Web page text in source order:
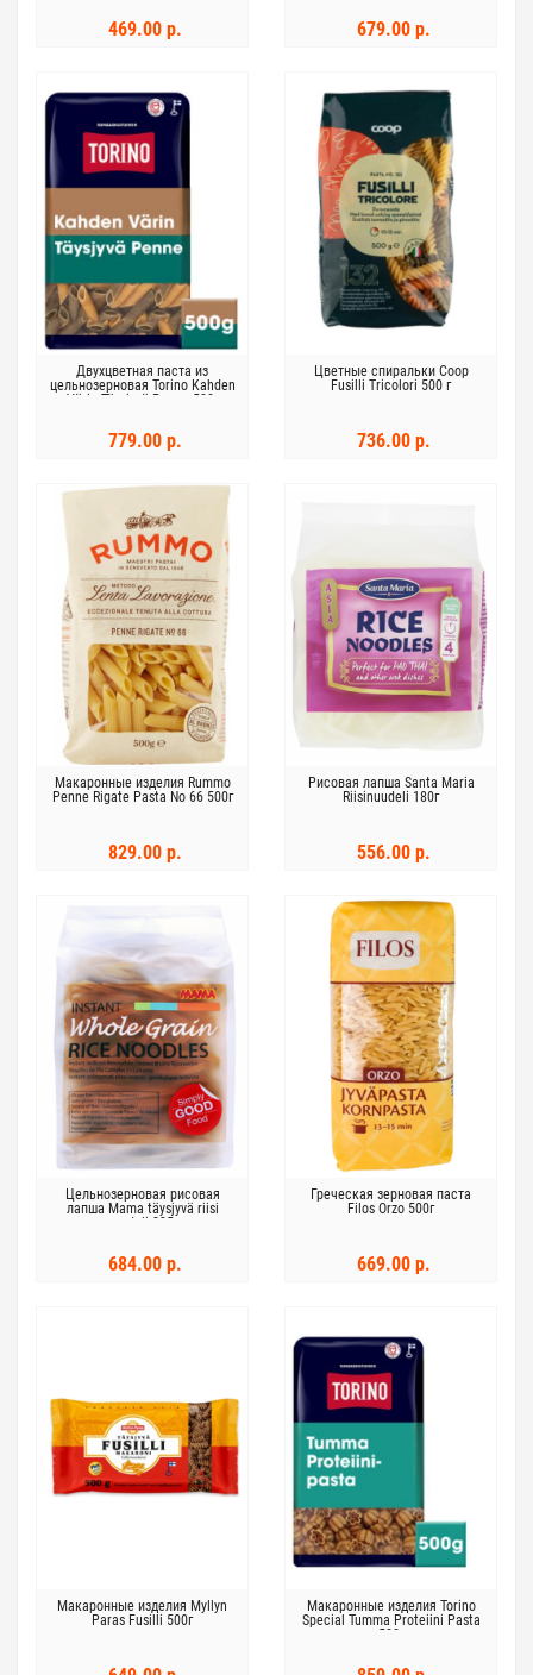
469.00 р. 679.00 р.
Двухцветная паста из
цельнозерновая Torino Kahden
Värin Täysjyvä Penne 500г
779.00 р.
Цветные спиральки Coop
Fusilli Tricolori 500 г
736.00 р.
Макаронные изделия Rummo
Penne Rigate Pasta No 66 500г
829.00 р.
Рисовая лапша Santa Maria
Riisinuudeli 180г
556.00 р.
Цельнозерновая рисовая
лапша Mama täysjyvä riisi
nuudeli 225г
684.00 р.
Греческая зерновая паста
Filos Orzo 500г
669.00 р.
Макаронные изделия Myllyn
Paras Fusilli 500г
Макаронные изделия Torino
Special Tumma Proteiini Pasta
500г